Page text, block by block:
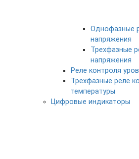
Однофазные
напряжения
Трехфазные
напряжения
Реле контроля
Трехфазные реле
температуры
Цифровые индикаторы